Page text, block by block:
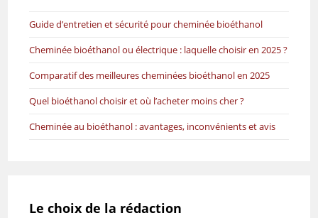
Guide d’entretien et sécurité pour cheminée bioéthanol
Cheminée bioéthanol ou électrique : laquelle choisir en 2025 ?
Comparatif des meilleures cheminées bioéthanol en 2025
Quel bioéthanol choisir et où l’acheter moins cher ?
Cheminée au bioéthanol : avantages, inconvénients et avis
Le choix de la rédaction